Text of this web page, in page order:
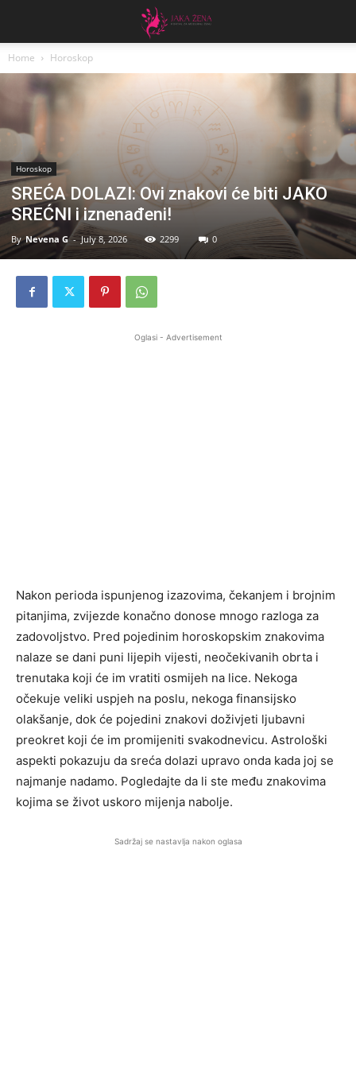
Home Horoskop
Horoskop
SREĆA DOLAZI: Ovi znakovi će biti JAKO
SREĆNI i iznenađeni!
By Nevena G - July 8, 2026 2299 0
Oglasi - Advertisement
Nakon perioda ispunjenog izazovima, čekanjem i brojnim
pitanjima, zvijezde konačno donose mnogo razloga za
zadovoljstvo. Pred pojedinim horoskopskim znakovima
nalaze se dani puni lijepih vijesti, neočekivanih obrta i
trenutaka koji će im vratiti osmijeh na lice. Nekoga
očekuje veliki uspjeh na poslu, nekoga finansijsko
olakšanje, dok će pojedini znakovi doživjeti ljubavni
preokret koji će im promijeniti svakodnevicu. Astrološki
aspekti pokazuju da sreća dolazi upravo onda kada joj se
najmanje nadamo. Pogledajte da li ste među znakovima
kojima se život uskoro mijenja nabolje.
Sadržaj se nastavlja nakon oglasa